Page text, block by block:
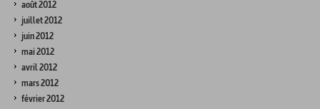
août 2012
juillet 2012
juin 2012
mai 2012
avril 2012
mars 2012
février 2012